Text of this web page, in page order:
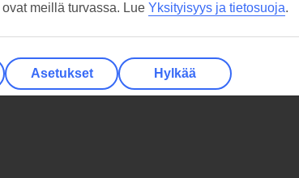
meillä turvassa. Lue Yksityisyys ja tietosuoja.
Asetukset Hylkää